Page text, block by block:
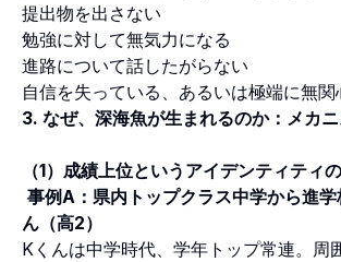
提出物を出さない
勉強に対して無気力になる
進路について話したがらない
自信を失っている、あるいは極端に無関
3. なぜ、深海魚が生まれるのか：メカ
（1）成績上位というアイデンティティ
事例A：県内トップクラス中学から進学
ん（高2）
Kくんは中学時代、学年トップ常連。周